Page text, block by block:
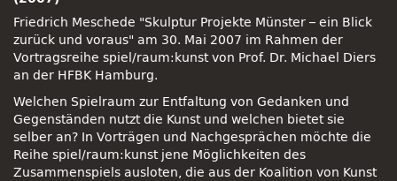
Friedrich Meschede
Skulptur Projekte Münster – ein Blick
zurück und voraus
am 30. Mai 2007 im Rahmen der
Vortragsreihe spiel/raum:kunst von Prof. Dr. Michael Diers
an der HFBK Hamburg.
Welchen Spielraum zur Entfaltung von Gedanken und
Gegenständen nutzt die Kunst und welchen bietet sie
selber an? In Vorträgen und Nachgesprächen möchte die
Reihe spiel/raum:kunst jene Möglichkeiten des
Zusammenspiels ausloten, die aus der Koalition von Kunst